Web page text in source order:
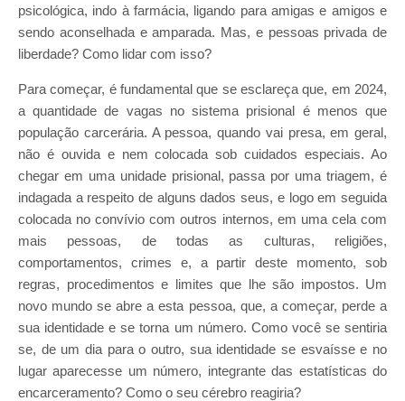
psicológica, indo à farmácia, ligando para amigas e amigos e
sendo aconselhada e amparada. Mas, e pessoas privada de
liberdade? Como lidar com isso?
Para começar, é fundamental que se esclareça que, em 2024,
a quantidade de vagas no sistema prisional é menos que
população carcerária. A pessoa, quando vai presa, em geral,
não é ouvida e nem colocada sob cuidados especiais. Ao
chegar em uma unidade prisional, passa por uma triagem, é
indagada a respeito de alguns dados seus, e logo em seguida
colocada no convívio com outros internos, em uma cela com
mais pessoas, de todas as culturas, religiões,
comportamentos, crimes e, a partir deste momento, sob
regras, procedimentos e limites que lhe são impostos. Um
novo mundo se abre a esta pessoa, que, a começar, perde a
sua identidade e se torna um número. Como você se sentiria
se, de um dia para o outro, sua identidade se esvaísse e no
lugar aparecesse um número, integrante das estatísticas do
encarceramento? Como o seu cérebro reagiria?